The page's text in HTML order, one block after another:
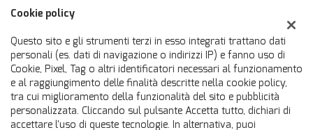
Dati fiscali:
La Nuova Automobile Di Roggero Fabrizio
Corso Sabotino, 2, Santo Stefano Belbo (CN)
C.F/P.IVA:01120220056
Registro delle imprese:CN
Cookie policy
Questo sito e gli strumenti terzi in esso integrati trattano dati
personali (es. dati di navigazione o indirizzi IP) e fanno uso di
Cookie, Pixel, Tag o altri identificatori necessari al funzionamento
e al raggiungimento delle finalità descritte nella cookie policy,
tra cui miglioramento della funzionalità del sito e pubblicità
personalizzata. Cliccando sul pulsante Accetta tutto, dichiari di
accettare l'uso di queste tecnologie. In alternativa, puoi